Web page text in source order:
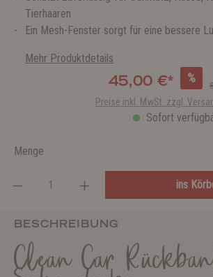
Tierhaaren
Ein Mesh-Fenster sorgt für eine bessere
Mehr Produktdetails
45,00 €* %
Preise inkl. MwSt. zzgl.
Sofort
Menge
ins
BESCHREIBUNG
Clean Car